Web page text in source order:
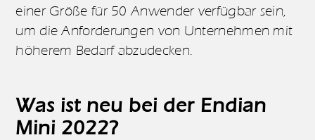
einer Größe für 50 Anwender verfügbar sein,
um die Anforderungen von Unternehmen mit
höherem Bedarf abzudecken.
Was ist neu bei der Endian
Mini 2022?